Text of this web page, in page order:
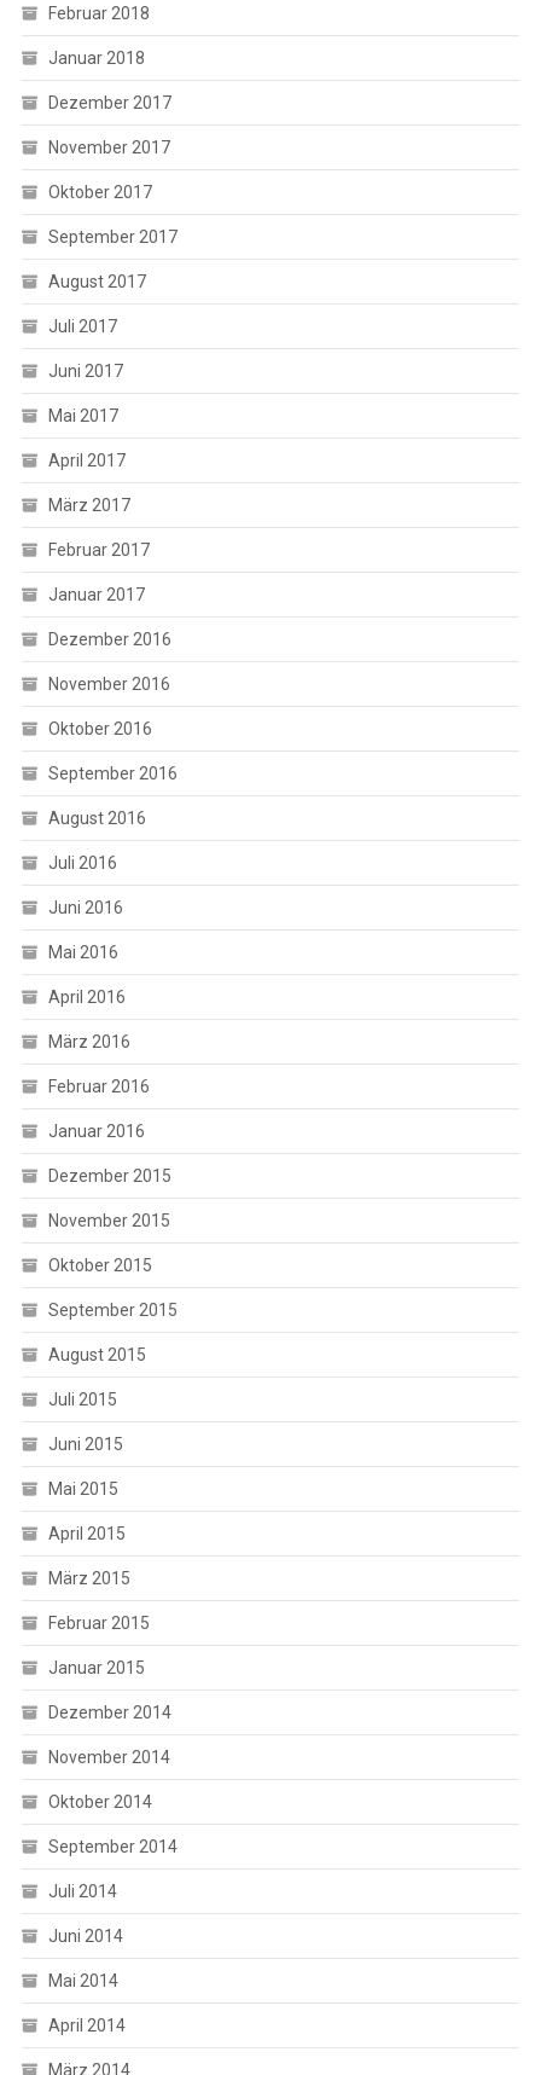
Februar 2018
Januar 2018
Dezember 2017
November 2017
Oktober 2017
September 2017
August 2017
Juli 2017
Juni 2017
Mai 2017
April 2017
März 2017
Februar 2017
Januar 2017
Dezember 2016
November 2016
Oktober 2016
September 2016
August 2016
Juli 2016
Juni 2016
Mai 2016
April 2016
März 2016
Februar 2016
Januar 2016
Dezember 2015
November 2015
Oktober 2015
September 2015
August 2015
Juli 2015
Juni 2015
Mai 2015
April 2015
März 2015
Februar 2015
Januar 2015
Dezember 2014
November 2014
Oktober 2014
September 2014
Juli 2014
Juni 2014
Mai 2014
April 2014
März 2014